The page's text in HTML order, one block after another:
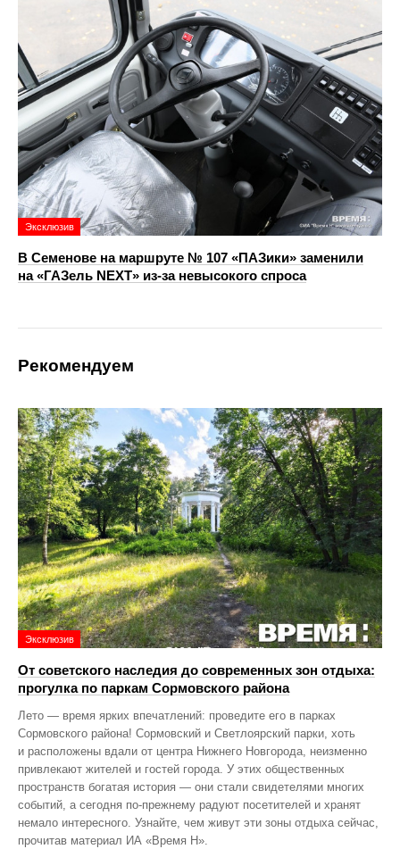
Эксклюзив
В Семенове на маршруте № 107 «ПАЗики» заменили
на «ГАЗель NEXT» из‑за невысокого спроса
Рекомендуем
Эксклюзив
От советского наследия до современных зон отдыха:
прогулка по паркам Сормовского района
Лето — время ярких впечатлений: проведите его в парках
Сормовского района! Сормовский и Светлоярский парки, хоть
и расположены вдали от центра Нижнего Новгорода, неизменно
привлекают жителей и гостей города. У этих общественных
пространств богатая история — они стали свидетелями многих
событий, а сегодня по‑прежнему радуют посетителей и хранят
немало интересного. Узнайте, чем живут эти зоны отдыха сейчас,
прочитав материал ИА «Время Н».